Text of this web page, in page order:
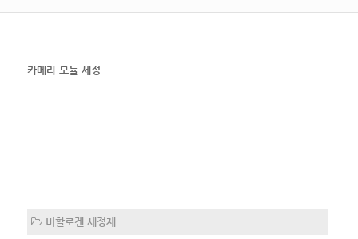
카메라 모듈 세정
비할로겐 세정제